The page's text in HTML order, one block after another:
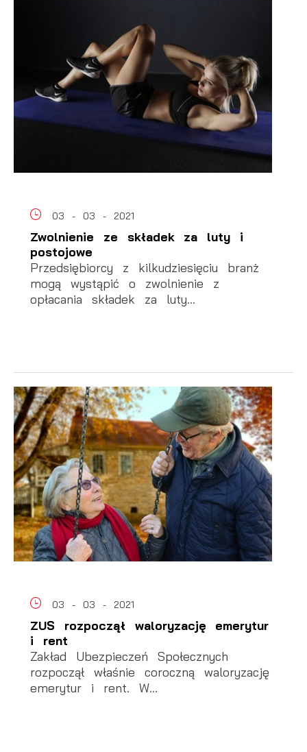
03 - 03 - 2021
Zwolnienie ze składek za luty i
postojowe
Przedsiębiorcy z kilkudziesięciu branż
mogą wystąpić o zwolnienie z
opłacania składek za luty...
03 - 03 - 2021
ZUS rozpoczął waloryzację emerytur
i rent
Zakład Ubezpieczeń Społecznych
rozpoczął właśnie coroczną waloryzację
emerytur i rent. W...